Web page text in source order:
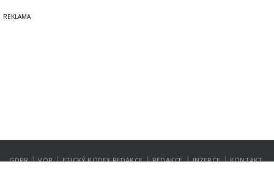
GDPR | VOP | ETICKÝ KODEX REDAKCE | REDAKCE | INZERCE | KONTAKT